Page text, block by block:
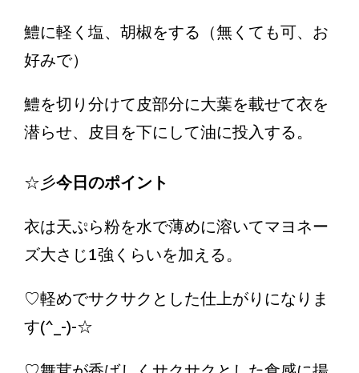
鱧に軽く塩、胡椒をする（無くても可、お
好みで）
鱧を切り分けて皮部分に大葉を載せて衣を
潜らせ、皮目を下にして油に投入する。
☆彡今日のポイント
衣は天ぷら粉を水で薄めに溶いてマヨネー
ズ大さじ1強くらいを加える。
♡軽めでサクサクとした仕上がりになりま
す(^_-)-☆